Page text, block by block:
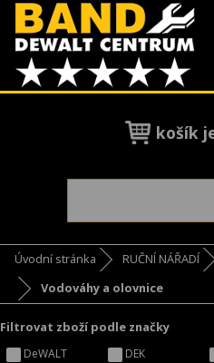
košík
Úvodní stránka RUČNÍ NÁŘADÍ
Vodováhy a olovnice
Filtrovat zboží podle značky
DeWALT DEK